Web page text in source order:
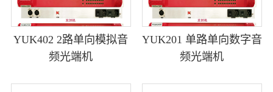
YUK402 2路单向模拟音
频光端机
YUK201 单路单向数字音
频光端机